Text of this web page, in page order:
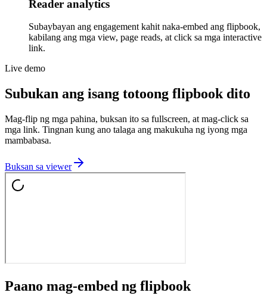
Reader analytics
Subaybayan ang engagement kahit naka-embed ang flipbook,
kabilang ang mga view, page reads, at click sa mga interactive
link.
Live demo
Subukan ang isang totoong flipbook dito
Mag-flip ng mga pahina, buksan ito sa fullscreen, at mag-click sa
mga link. Tingnan kung ano talaga ang makukuha ng iyong mga
mambabasa.
Buksan sa viewer
Paano mag-embed ng flipbook